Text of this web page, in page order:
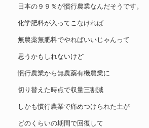
日本の９９％が慣行農業なんだそうです。
化学肥料が入ってこなければ
無農薬無肥料でやればいいじゃんって
思うかもしれないけど
慣行農業から無農薬有機農業に
切り替えた時点で収量三割減
しかも慣行農業で痛めつけられた土が
どのくらいの期間で回復して